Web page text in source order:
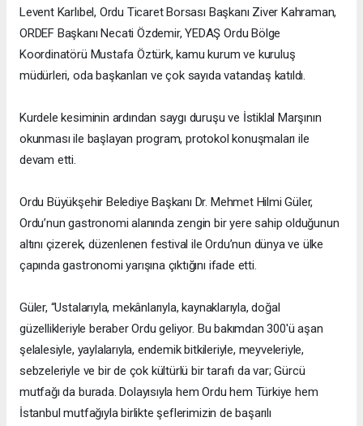
Levent Karlıbel, Ordu Ticaret Borsası Başkanı Ziver Kahraman,
ORDEF Başkanı Necati Özdemir, YEDAŞ Ordu Bölge
Koordinatörü Mustafa Öztürk, kamu kurum ve kuruluş
müdürleri, oda başkanları ve çok sayıda vatandaş katıldı.
Kurdele kesiminin ardından saygı duruşu ve İstiklal Marşının
okunması ile başlayan program, protokol konuşmaları ile
devam etti.
Ordu Büyükşehir Belediye Başkanı Dr. Mehmet Hilmi Güler,
Ordu’nun gastronomi alanında zengin bir yere sahip olduğunun
altını çizerek, düzenlenen festival ile Ordu’nun dünya ve ülke
çapında gastronomi yarışına çıktığını ifade etti.
Güler, “Ustalarıyla, mekânlarıyla, kaynaklarıyla, doğal
güzellikleriyle beraber Ordu geliyor. Bu bakımdan 300'ü aşan
şelalesiyle, yaylalarıyla, endemik bitkileriyle, meyveleriyle,
sebzeleriyle ve bir de çok kültürlü bir tarafı da var; Gürcü
mutfağı da burada. Dolayısıyla hem Ordu hem Türkiye hem
İstanbul mutfağıyla birlikte şeflerimizin de başarılı